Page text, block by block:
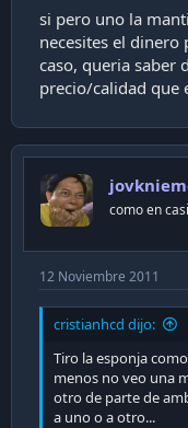
calidad, hayas
sentey. Si yo
la mantengo.
si pero uno la
necesites el dinero
caso, queria saber
precio/calidad que
como en
12 Noviembre 2011
cristianhcd dijo:
Tiro la esponja
menos no veo una
otro de parte de
a uno o a otro...